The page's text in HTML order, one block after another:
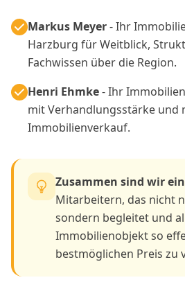
Markus Meyer- Ihr
Harzburg für Weitblick,
Fachwissen über die Region.
Henri Ehmke- Ihr
mit Verhandlungsstärke und
Immobilienverkauf.
Zusammen sind wir
Mitarbeitern, das nicht
sondern begleitet und
Immobilienobjekt so
bestmöglichen Preis zu